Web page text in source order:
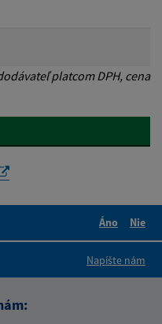
platcom DPH, cena
Áno
Nie
Napíšte nám